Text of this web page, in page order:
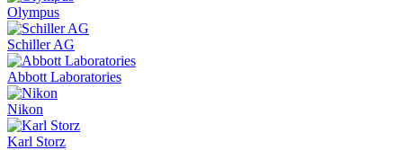
Olympus
Schiller AG
Abbott Laboratories
Nikon
Karl Storz